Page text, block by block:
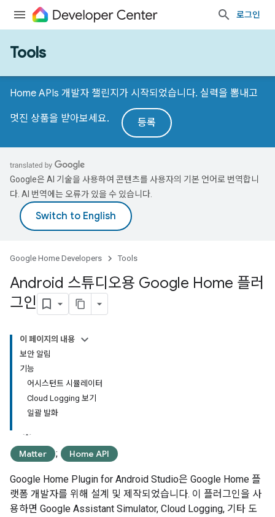
로그인
Tools
Home APIs 개발자 챌린지가 시작되었습니다. 실력을 뽐내고
멋진 상품을 받아보세요. 등록
Google은 AI 기술을 사용하여 콘텐츠를 사용자의 기본 언어로 번역합니
다. AI 번역에는 오류가 있을 수 있습니다.
Google Home Developers Tools
Android 스튜디오용 Google Home 플러
그인
이 페이지의 내용
보안 알림
기능
어시스턴트 시뮬레이터
Cloud Logging 보기
일괄 발화
Matter ; Home API
Google Home Plugin for Android Studio은 Google Home 플
랫폼 개발자를 위해 설계 및 제작되었습니다. 이 플러그인을 사
용하면 Google Assistant Simulator, Cloud Logging, 기타 도